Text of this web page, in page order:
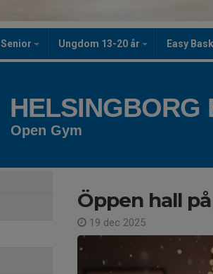
Senior Ungdom 13-20 år Easy
Open Gym
Öppen hall
19 dec 2025